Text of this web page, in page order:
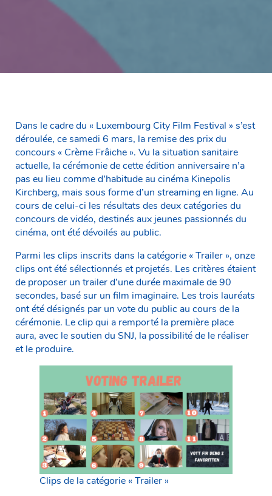
Dans le cadre du « Luxembourg City Film Festival » s’est
déroulée, ce samedi 6 mars, la remise des prix du
concours « Crème Frâiche ». Vu la situation sanitaire
actuelle, la cérémonie de cette édition anniversaire n’a
pas eu lieu comme d’habitude au cinéma Kinepolis
Kirchberg, mais sous forme d’un streaming en ligne. Au
cours de celui-ci les résultats des deux catégories du
concours de vidéo, destinés aux jeunes passionnés du
cinéma, ont été dévoilés au public.
Parmi les clips inscrits dans la catégorie « Trailer », onze
clips ont été sélectionnés et projetés. Les critères étaient
de proposer un trailer d’une durée maximale de 90
secondes, basé sur un film imaginaire. Les trois lauréats
ont été désignés par un vote du public au cours de la
cérémonie. Le clip qui a remporté la première place
aura, avec le soutien du SNJ, la possibilité de le réaliser
et le produire.
Clips de la catégorie « Trailer »